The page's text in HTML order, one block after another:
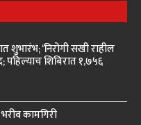
शुभारंभ; ‘निरोगी सखी राहील
पहिल्याच शिबिरात १,७५६
कामगिरी